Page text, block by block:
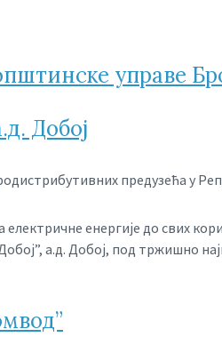
управе
Добој
предузећа у
енергије до свих
а.д. Добој, под тржишно